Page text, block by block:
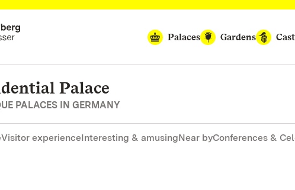
Palaces
Gardens
Palace
PALACES IN GERMANY
Visitor experienceInteresting & amusingNear byConferences &